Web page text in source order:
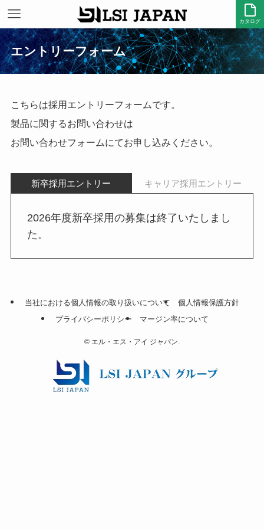
カタログ
エントリーフォーム
こちらは採用エントリーフォームです。
製品に関するお問い合わせは
お問い合わせフォームにてお申し込みください。
新卒採用エントリー キャリア採用エントリー
2026年度新卒採用の募集は終了いたしまし
た。
当社における個人情報の取り扱いについて
個人情報保護方針
プライバシーポリシー
マージン率について
© エル・エス・アイ ジャパン.